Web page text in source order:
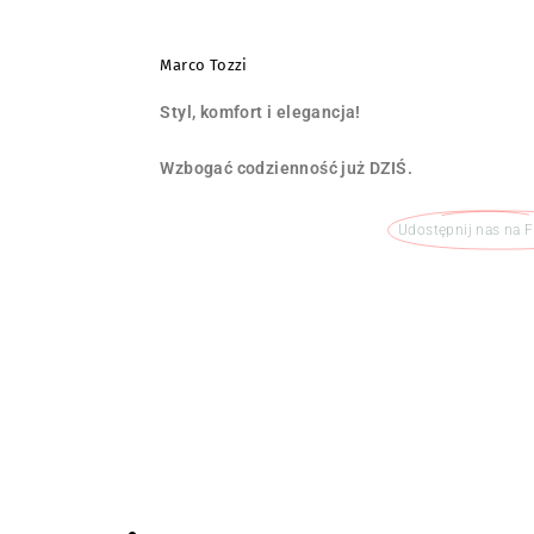
Marco Tozzi
Styl, komfort i elegancja!
Wzbogać codzienność już DZIŚ.
Udostępnij nas na